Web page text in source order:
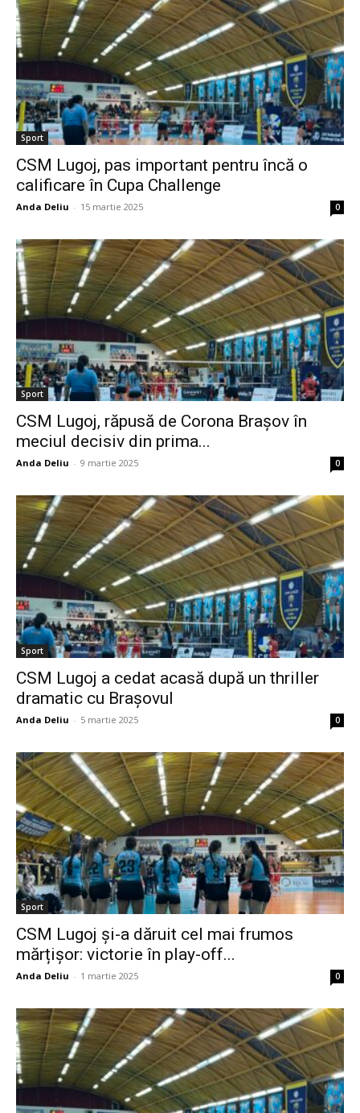
Sport
CSM Lugoj, pas important pentru încă o
calificare în Cupa Challenge
Anda Deliu - 15 martie 2025 0
Sport
CSM Lugoj, răpusă de Corona Brașov în
meciul decisiv din prima...
Anda Deliu - 9 martie 2025 0
Sport
CSM Lugoj a cedat acasă după un thriller
dramatic cu Brașovul
Anda Deliu - 5 martie 2025 0
Sport
CSM Lugoj și-a dăruit cel mai frumos
mărțișor: victorie în play-off...
Anda Deliu - 1 martie 2025 0